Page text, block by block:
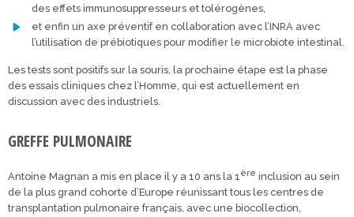
des effets immunosuppresseurs et tolérogènes,
et enfin un axe préventif en collaboration avec l’INRA avec
l’utilisation de prébiotiques pour modifier le microbiote intestinal.
Les tests sont positifs sur la souris, la prochaine étape est la phase
des essais cliniques chez l’Homme, qui est actuellement en
discussion avec des industriels.
GREFFE PULMONAIRE
Antoine Magnan a mis en place il y a 10 ans la 1ère inclusion au sein
de la plus grand cohorte d’Europe réunissant tous les centres de
transplantation pulmonaire français, avec une biocollection,